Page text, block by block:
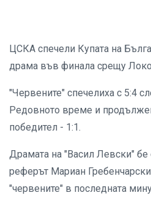
ЦСКА спечели Купата на
драма във финала срещу
"Червените" спечелиха с 5:4
Редовното време и
победител - 1:1.
Драмата на "Васил Левски" бе
реферът Мариан
"червените" в последната